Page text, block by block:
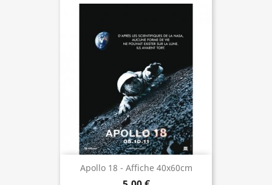
Apollo 18 - Affiche 40x60cm